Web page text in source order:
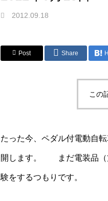
2012.09.18
Post Share
この
たった今、ペダル付電動自
開します。 まだ電装品（
験をするつもりです。